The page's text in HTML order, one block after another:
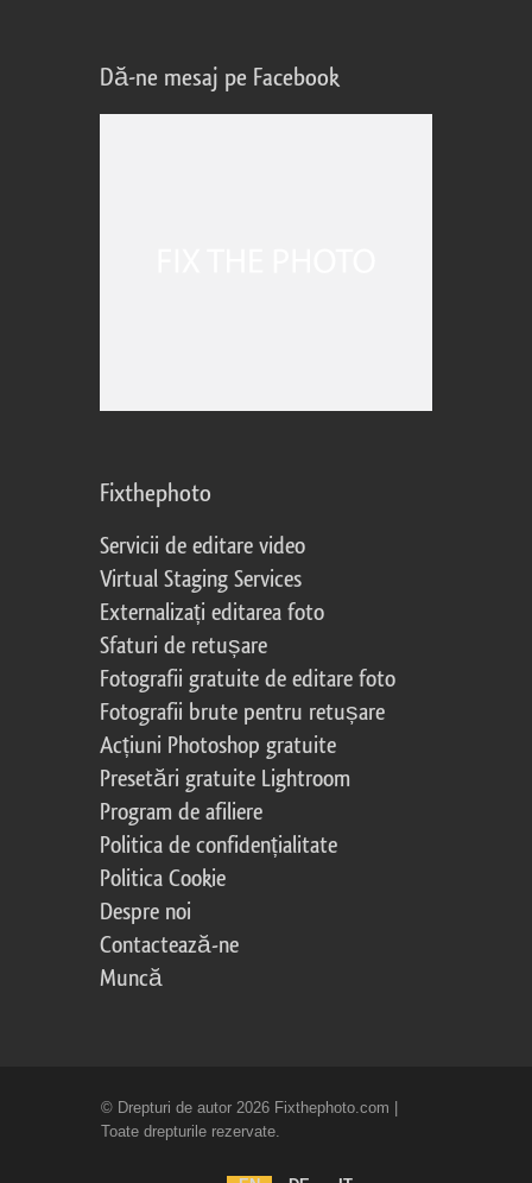
Dă-ne mesaj pe Facebook
Fixthephoto
Servicii de editare video
Virtual Staging Services
Externalizați editarea foto
Sfaturi de retușare
Fotografii gratuite de editare foto
Fotografii brute pentru retușare
Acțiuni Photoshop gratuite
Presetări gratuite Lightroom
Program de afiliere
Politica de confidențialitate
Politica Cookie
Despre noi
Contactează-ne
Muncă
© Drepturi de autor 2026 Fixthephoto.com |
Toate drepturile rezervate.